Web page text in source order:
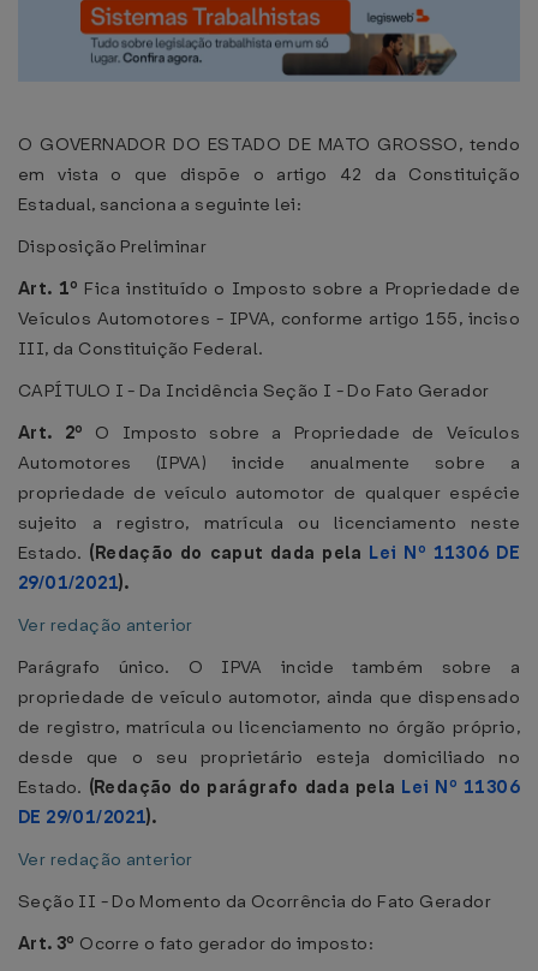
O GOVERNADOR DO ESTADO DE MATO GROSSO, tendo
em vista o que dispõe o artigo 42 da Constituição
Estadual, sanciona a seguinte lei:
Disposição Preliminar
Art. 1º Fica instituído o Imposto sobre a Propriedade de
Veículos Automotores - IPVA, conforme artigo 155, inciso
III, da Constituição Federal.
CAPÍTULO I - Da Incidência Seção I - Do Fato Gerador
Art. 2º O Imposto sobre a Propriedade de Veículos
Automotores (IPVA) incide anualmente sobre a
propriedade de veículo automotor de qualquer espécie
sujeito a registro, matrícula ou licenciamento neste
Estado. (Redação do caput dada pela Lei Nº 11306 DE
29/01/2021).
Ver redação anterior
Parágrafo único. O IPVA incide também sobre a
propriedade de veículo automotor, ainda que dispensado
de registro, matrícula ou licenciamento no órgão próprio,
desde que o seu proprietário esteja domiciliado no
Estado. (Redação do parágrafo dada pela Lei Nº 11306
DE 29/01/2021).
Ver redação anterior
Seção II - Do Momento da Ocorrência do Fato Gerador
Art. 3º Ocorre o fato gerador do imposto: